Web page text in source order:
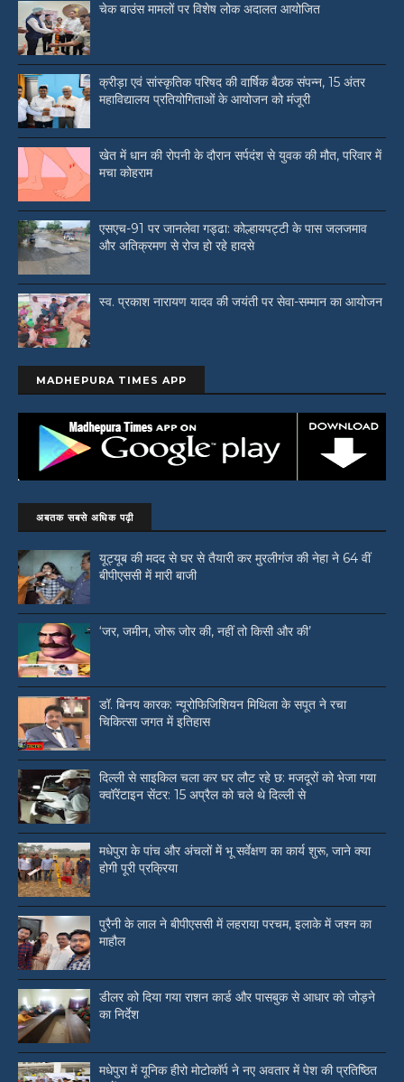
चेक बाउंस मामलों पर विशेष लोक अदालत आयोजित
क्रीड़ा एवं सांस्कृतिक परिषद की वार्षिक बैठक संपन्न, 15 अंतर
महाविद्यालय प्रतियोगिताओं के आयोजन को मंजूरी
खेत में धान की रोपनी के दौरान सर्पदंश से युवक की मौत, परिवार में
मचा कोहराम
एसएच-91 पर जानलेवा गड्ढा: कोल्हायपट्टी के पास जलजमाव
और अतिक्रमण से रोज हो रहे हादसे
स्व. प्रकाश नारायण यादव की जयंती पर सेवा-सम्मान का आयोजन
MADHEPURA TIMES APP
अबतक सबसे अधिक पढ़ी
यूट्यूब की मदद से घर से तैयारी कर मुरलीगंज की नेहा ने 64 वीं
बीपीएससी में मारी बाजी
‘जर, जमीन, जोरू जोर की, नहीं तो किसी और की’
डॉ. बिनय कारक: न्यूरोफिजिशियन मिथिला के सपूत ने रचा
चिकित्सा जगत में इतिहास
दिल्ली से साइकिल चला कर घर लौट रहे छ: मजदूरों को भेजा गया
क्वॉरेंटाइन सेंटर: 15 अप्रैल को चले थे दिल्ली से
मधेपुरा के पांच और अंचलों में भू सर्वेक्षण का कार्य शुरू, जाने क्या
होगी पूरी प्रक्रिया
पुरैनी के लाल ने बीपीएससी में लहराया परचम, इलाके में जश्न का
माहौल
डीलर को दिया गया राशन कार्ड और पासबुक से आधार को जोड़ने
का निर्देश
मधेपुरा में यूनिक हीरो मोटोकॉर्प ने नए अवतार में पेश की प्रतिष्ठित